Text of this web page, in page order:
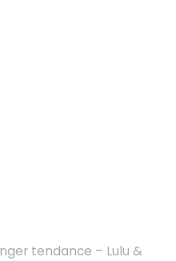
tendance – Lulu &